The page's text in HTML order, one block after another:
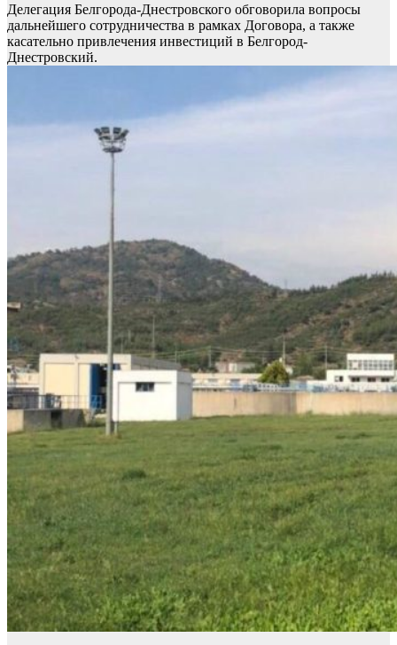
Делегация Белгорода-Днестровского обговорила вопросы
дальнейшего сотрудничества в рамках Договора, а также
касательно привлечения инвестиций в Белгород-
Днестровский.